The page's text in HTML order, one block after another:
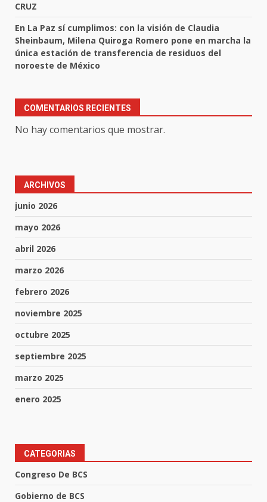
CRUZ
En La Paz sí cumplimos: con la visión de Claudia
Sheinbaum, Milena Quiroga Romero pone en marcha la
única estación de transferencia de residuos del
noroeste de México
COMENTARIOS RECIENTES
No hay comentarios que mostrar.
ARCHIVOS
junio 2026
mayo 2026
abril 2026
marzo 2026
febrero 2026
noviembre 2025
octubre 2025
septiembre 2025
marzo 2025
enero 2025
CATEGORIAS
Congreso De BCS
Gobierno de BCS